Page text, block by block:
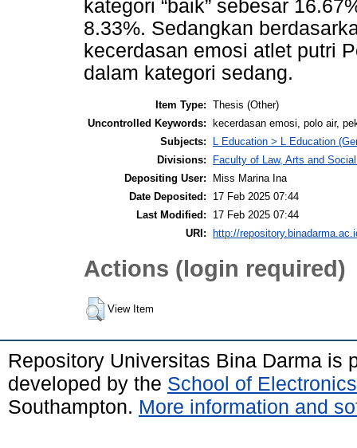
kategori “baik” sebesar
8.33%. Sedangkan
kecerdasan emosi atlet putri
dalam kategori sedang.
Item Type: Thesis (Other)
Uncontrolled Keywords:
kecerdasan emosi, polo air,
Subjects:
L Education > L Education
Divisions:
Faculty of Law, Arts and
Depositing User:
Miss Marina Ina
Date Deposited:
17 Feb 2025 07:44
Last Modified:
17 Feb 2025 07:44
URI:
http://
Actions (login required)
View Item
Repository Universitas Bina Darma is
developed by the School of
Southampton. More information and